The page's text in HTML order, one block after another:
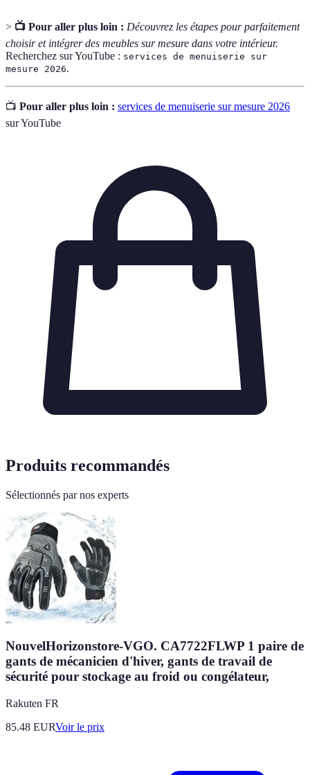
> 📺 Pour aller plus loin : Découvrez les étapes pour parfaitement
choisir et intégrer des meubles sur mesure dans votre intérieur.
Recherchez sur YouTube : services de menuiserie sur
mesure 2026.
📺 Pour aller plus loin : services de menuiserie sur mesure 2026
sur YouTube
Produits recommandés
Sélectionnés par nos experts
NouvelHorizonstore-VGO. CA7722FLWP 1 paire de
gants de mécanicien d'hiver, gants de travail de
sécurité pour stockage au froid ou congélateur,
Rakuten FR
85.48 EURVoir le prix